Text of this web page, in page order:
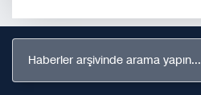
Haberler arşivinde arama yapın...